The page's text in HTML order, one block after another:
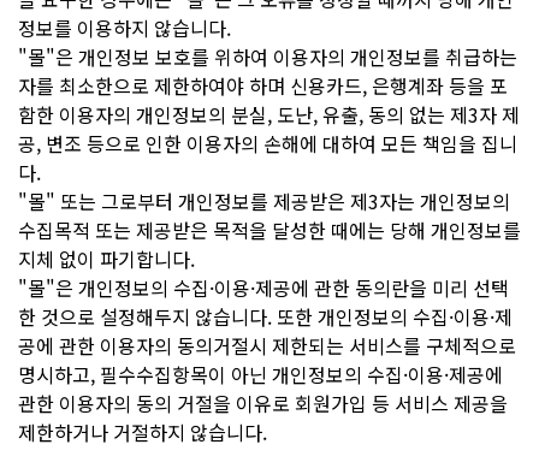
정보를 이용하지 않습니다.
"몰"은 개인정보 보호를 위하여 이용자의 개인정보를 취급하는
자를 최소한으로 제한하여야 하며 신용카드, 은행계좌 등을 포
함한 이용자의 개인정보의 분실, 도난, 유출, 동의 없는 제3자 제
공, 변조 등으로 인한 이용자의 손해에 대하여 모든 책임을 집니
다.
"몰" 또는 그로부터 개인정보를 제공받은 제3자는 개인정보의
수집목적 또는 제공받은 목적을 달성한 때에는 당해 개인정보를
지체 없이 파기합니다.
"몰"은 개인정보의 수집·이용·제공에 관한 동의란을 미리 선택
한 것으로 설정해두지 않습니다. 또한 개인정보의 수집·이용·제
공에 관한 이용자의 동의거절시 제한되는 서비스를 구체적으로
명시하고, 필수수집항목이 아닌 개인정보의 수집·이용·제공에
관한 이용자의 동의 거절을 이유로 회원가입 등 서비스 제공을
제한하거나 거절하지 않습니다.